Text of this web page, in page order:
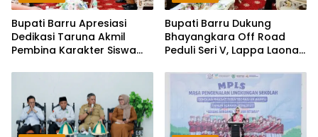
Bupati Barru Apresiasi
Dedikasi Taruna Akmil
Pembina Karakter Siswa
Bupati Barru Dukung
Bhayangkara Off Road
Peduli Seri V, Lappa Laona
Peserta